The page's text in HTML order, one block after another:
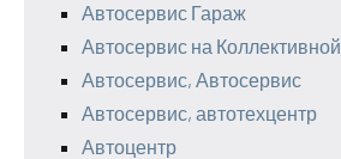
Автосервис Гараж
Автосервис на Коллективной
Автосервис, Автосервис
Автосервис, автотехцентр
Автоцентр